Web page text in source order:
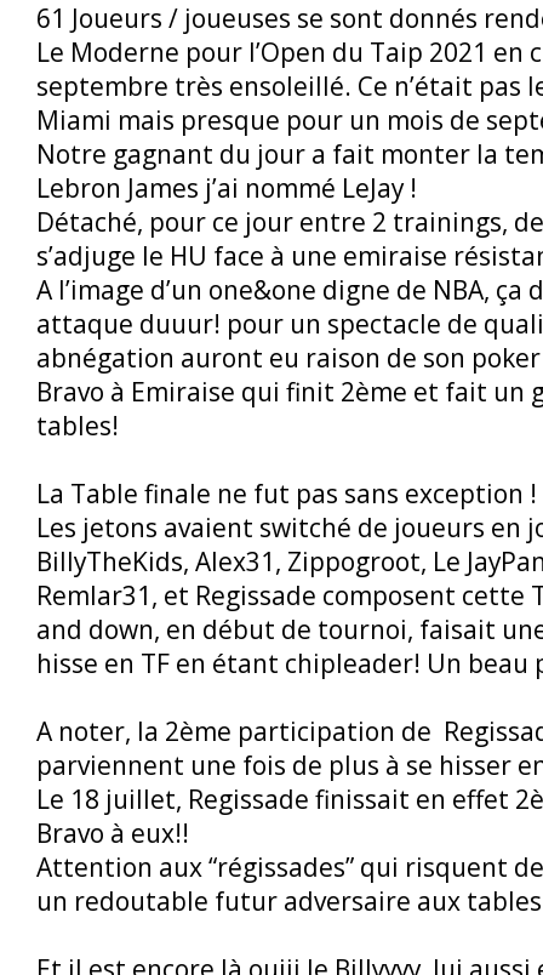
61 Joueurs / joueuses se sont donnés
Le Moderne pour l’Open du Taip 2021 en
septembre très ensoleillé. Ce n’était pas
Miami mais presque pour un mois de
Notre gagnant du jour a fait monter la
Lebron James j’ai nommé LeJay !
Détaché, pour ce jour entre 2 trainings,
s’adjuge le HU face à une emiraise
A l’image d’un one&one digne de NBA, ça
attaque duuur! pour un spectacle de
abnégation auront eu raison de son
Bravo à Emiraise qui finit 2ème et fait un
tables!
La Table finale ne fut pas sans exception !
Les jetons avaient switché de joueurs en
BillyTheKids, Alex31, Zippogroot, Le
Remlar31, et Regissade composent cette
and down, en début de tournoi, faisait
hisse en TF en étant chipleader! Un beau
A noter, la 2ème participation de
parviennent une fois de plus à se hisser
Le 18 juillet, Regissade finissait en effet
Bravo à eux!!
Attention aux “régissades” qui risquent
un redoutable futur adversaire aux